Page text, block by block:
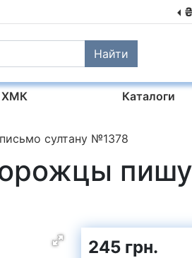
Найти
ХМК Каталоги
султану №1378
245 грн.